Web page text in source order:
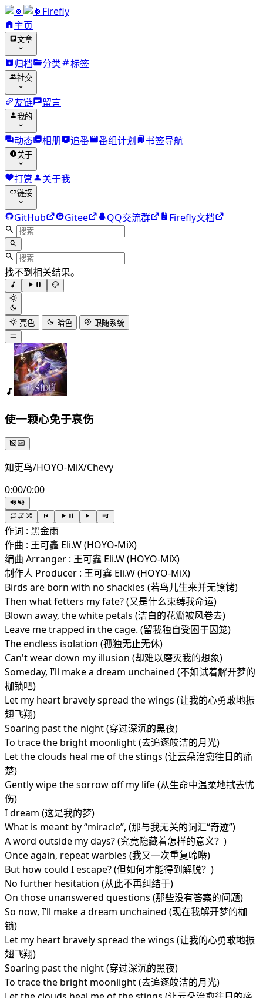
Firefly
主页
文章
归档 分类 标签
社交
友链 留言
我的
动态 相册 追番 番组计划 书签导航
关于
打赏 关于我
链接
GitHub Gitee QQ交流群 Firefly文档
找不到相关结果。
亮色 暗色 跟随系统
使一颗心免于哀伤
知更鸟/HOYO-MiX/Chevy
0:00/0:00
作词 : 黑金雨
作曲 : 王可鑫 Eli.W (HOYO-MiX)
编曲 Arranger : 王可鑫 Eli.W (HOYO-MiX)
制作人 Producer : 王可鑫 Eli.W (HOYO-MiX)
Birds are born with no shackles (若鸟儿生来并无镣铐)
Then what fetters my fate? (又是什么束缚我命运)
Blown away, the white petals (洁白的花瓣被风卷去)
Leave me trapped in the cage. (留我独自受困于囚笼)
The endless isolation (孤独无止无休)
Can't wear down my illusion (却难以磨灭我的想象)
Someday, I’ll make a dream unchained (不如试着解开梦的
枷锁吧)
Let my heart bravely spread the wings (让我的心勇敢地振
翅飞翔)
Soaring past the night (穿过深沉的黑夜)
To trace the bright moonlight (去追逐皎洁的月光)
Let the clouds heal me of the stings (让云朵治愈往日的痛
楚)
Gently wipe the sorrow off my life (从生命中温柔地拭去忧
伤)
I dream (这是我的梦)
What is meant by “miracle”, (那与我无关的词汇“奇迹”)
A word outside my days? (究竟隐藏着怎样的意义？)
Once again, repeat warbles (我又一次重复啼啭)
But how could I escape? (但如何才能得到解脱？)
No further hesitation (从此不再纠结于)
On those unanswered questions (那些没有答案的问题)
So now, I’ll make a dream unchained (现在我解开梦的枷
锁)
Let my heart bravely spread the wings (让我的心勇敢地振
翅飞翔)
Soaring past the night (穿过深沉的黑夜)
To trace the bright moonlight (去追逐皎洁的月光)